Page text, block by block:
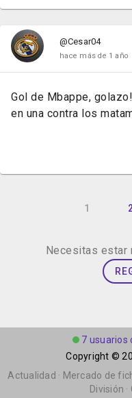
@Cesar04
hace más de 1 año
Gol de Mbappe,
en una contra los
1
Necesitas estar
7 usuarios
Copyright ©
Actualidad · Mercado de
División ·